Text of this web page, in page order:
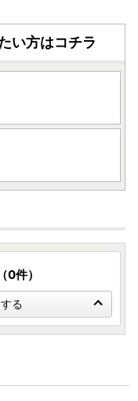
い方はコチラ
（0件）
る